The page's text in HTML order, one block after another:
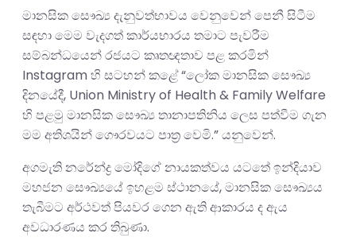
මානසික සෞඛ්‍ය දැනුවත්භාවය වෙනුවෙන් පෙනී සිටීම
සඳහා මෙම වැදගත් කාර්යභාරය තමාට පැවරීම
සම්බන්ධයෙන් රජයට කෘතඥතාව පළ කරමින්
Instagram හි සටහන් කළේ “ලෝක මානසික සෞඛ්‍ය
දිනයේදී, Union Ministry of Health & Family Welfare
හි පළමු මානසික සෞඛ්‍ය තානාපතිනිය ලෙස පත්වීම ගැන
මම අතිශයින් ගෞරවයට පාත්‍ර වෙමි.” යනුවෙන්.
අගමැති නරේන්ද්‍ර මෝදිගේ නායකත්වය යටතේ ඉන්දියාව
මහජන සෞඛ්‍යයේ ඉහළම ස්ථානයේ, මානසික සෞඛ්‍යය
තැබීමට අර්ථවත් පියවර ගෙන ඇති ආකාරය ද ඇය
අවධාරණය කර තිබුණා.